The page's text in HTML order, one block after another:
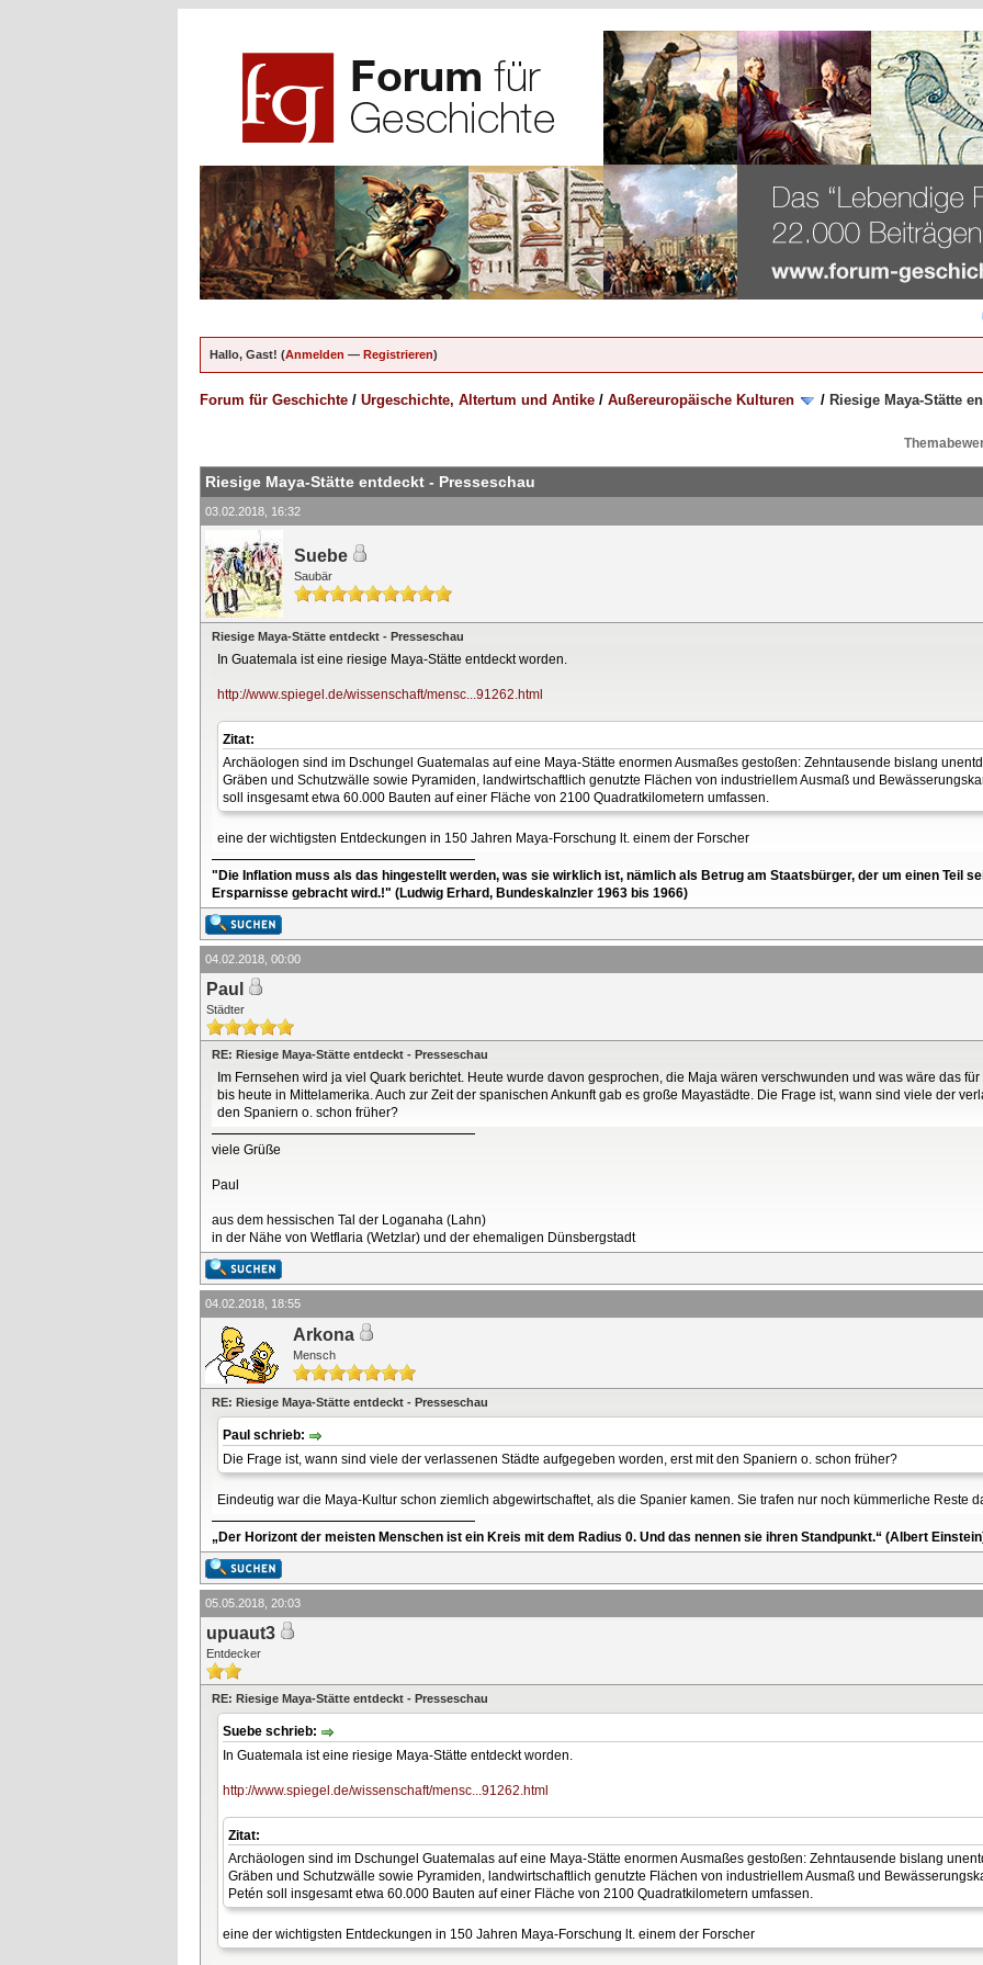
Hallo, Gast! (Anmelden — Registrieren)
Forum für Geschichte / Urgeschichte, Altertum und Antike / Außereuropäische Kulturen / Riesige Maya-Stätte
Riesige Maya-Stätte entdeckt - Presseschau
03.02.2018, 16:32
Suebe
Saubär
Riesige Maya-Stätte entdeckt - Presseschau
In Guatemala ist eine riesige Maya-Stätte entdeckt worden.
http://www.spiegel.de/wissenschaft/mensc...91262.html
Zitat:
Archäologen sind im Dschungel Guatemalas auf eine Maya-Stätte enormen Ausmaßes gestoßen: Zehntausende bislang
Gräben und Schutzwälle sowie Pyramiden, landwirtschaftlich genutzte Flächen von industriellem Ausmaß und
soll insgesamt etwa 60.000 Bauten auf einer Fläche von 2100 Quadratkilometern umfassen.
eine der wichtigsten Entdeckungen in 150 Jahren Maya-Forschung lt. einem der Forscher
"Die Inflation muss als das hingestellt werden, was sie wirklich ist, nämlich als Betrug am Staatsbürger, der um einen Teil
Ersparnisse gebracht wird.!" (Ludwig Erhard, Bundeskalnzler 1963 bis 1966)
04.02.2018, 00:00
Paul
Städter
RE: Riesige Maya-Stätte entdeckt - Presseschau
Im Fernsehen wird ja viel Quark berichtet. Heute wurde davon gesprochen, die Maja wären verschwunden und was wäre das
bis heute in Mittelamerika. Auch zur Zeit der spanischen Ankunft gab es große Mayastädte. Die Frage ist, wann sind viele der
den Spaniern o. schon früher?
viele Grüße
Paul
aus dem hessischen Tal der Loganaha (Lahn)
in der Nähe von Wetflaria (Wetzlar) und der ehemaligen Dünsbergstadt
04.02.2018, 18:55
Arkona
Mensch
RE: Riesige Maya-Stätte entdeckt - Presseschau
Paul schrieb:
Die Frage ist, wann sind viele der verlassenen Städte aufgegeben worden, erst mit den Spaniern o. schon früher?
Eindeutig war die Maya-Kultur schon ziemlich abgewirtschaftet, als die Spanier kamen. Sie trafen nur noch kümmerliche Reste
„Der Horizont der meisten Menschen ist ein Kreis mit dem Radius 0. Und das nennen sie ihren Standpunkt.“ (Albert
05.05.2018, 20:03
upuaut3
Entdecker
RE: Riesige Maya-Stätte entdeckt - Presseschau
Suebe schrieb:
In Guatemala ist eine riesige Maya-Stätte entdeckt worden.
http://www.spiegel.de/wissenschaft/mensc...91262.html
Zitat:
Archäologen sind im Dschungel Guatemalas auf eine Maya-Stätte enormen Ausmaßes gestoßen: Zehntausende bislang
Gräben und Schutzwälle sowie Pyramiden, landwirtschaftlich genutzte Flächen von industriellem Ausmaß und
Petén soll insgesamt etwa 60.000 Bauten auf einer Fläche von 2100 Quadratkilometern umfassen.
eine der wichtigsten Entdeckungen in 150 Jahren Maya-Forschung lt. einem der Forscher